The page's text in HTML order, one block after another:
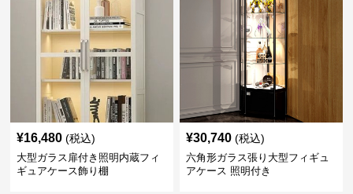
¥16,480 (税込)
大型ガラス扉付き照明内蔵フィ
ギュアケース飾り棚
¥30,740 (税込)
六角形ガラス張り大型フィギュ
アケース 照明付き